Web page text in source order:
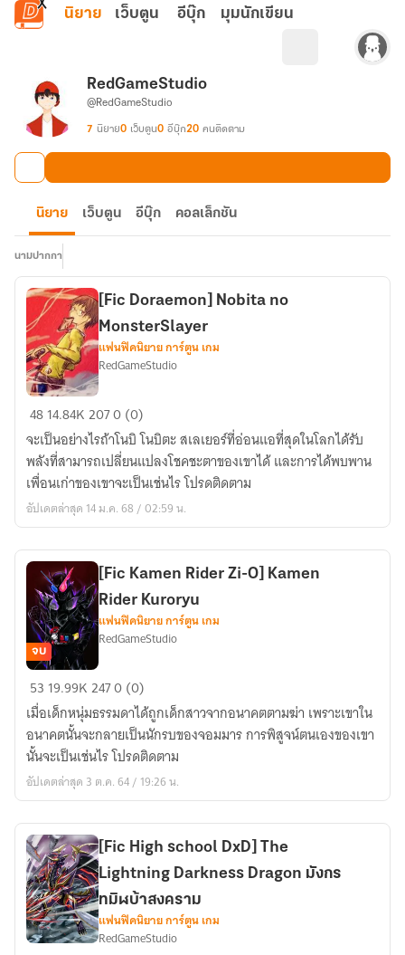
ข้ามไปยังเนื้อหาหลัก
นิยาย เว็บตูน อีบุ๊ก มุมนักเขียน
RedGameStudio
@RedGameStudio
7 นิยาย0 เว็บตูน0 อีบุ๊ก20 คนติดตาม
นิยาย เว็บตูน อีบุ๊ก คอลเล็กชัน
นามปากกา
[Fic
Doraemon]
Nobita
no
MonsterSlayer
[Fic Doraemon] Nobita no
MonsterSlayer
แฟนฟิคนิยาย การ์ตูน เกม
RedGameStudio
4814.84K2070 (0)
จะเป็นอย่างไรถ้าโนบิ โนบิตะ สเลเยอร์ที่อ่อนแอที่สุดในโลกได้รับ
พลังที่สามารถเปลี่ยนแปลงโชคชะตาของเขาได้ และการได้พบพาน
เพื่อนเก่าของเขาจะเป็นเช่นไร โปรดติดตาม
อัปเดตล่าสุด 14 ม.ค. 68 / 02:59 น.
[Fic
Kamen
Rider
Zi-
O]
Kamen
Kuroryu
จบ
[Fic Kamen Rider Zi-O] Kamen
Rider Kuroryu
แฟนฟิคนิยาย การ์ตูน เกม
RedGameStudio
53 19.99K2470 (0)
เมื่อเด็กหนุ่มธรรมดาได้ถูกเด็กสาวจากอนาคตตามฆ่า เพราะเขาใน
อนาคตนั้นจะกลายเป็นนักรบของจอมมาร การพิสูจน์ตนเองของเขา
นั้นจะเป็นเช่นไร โปรดติดตาม
อัปเดตล่าสุด 3 ต.ค. 64 / 19:26 น.
[Fic High school DxD] The
Lightning Darkness Dragon มังกร
ทมิฬบ้าสงคราม
แฟนฟิคนิยาย การ์ตูน เกม
RedGameStudio